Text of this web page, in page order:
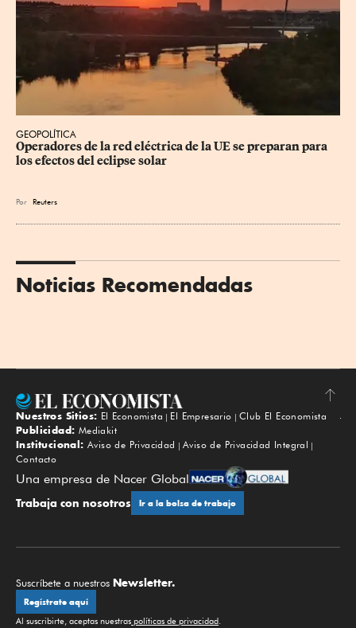
GEOPOLÍTICA
Operadores de la red eléctrica de la UE se preparan para
los efectos del eclipse solar
Por Reuters
Noticias Recomendadas
Subir
Nuestros Sitios: El Economista El Empresario
Club El Economista
Publicidad: Mediakit
Institucional: Aviso de Privacidad
Aviso de Privacidad Integral
Contacto
Una empresa de Nacer Global
Trabaja con nosotros Ir a la bolsa de trabajo
Suscríbete a nuestros Newsletter.
Regístrate aquí
Al suscribirte, aceptas nuestras políticas de privacidad.